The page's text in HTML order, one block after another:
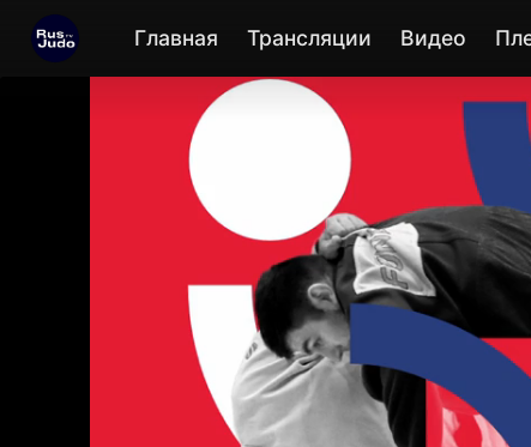
Главная Трансляции Видео